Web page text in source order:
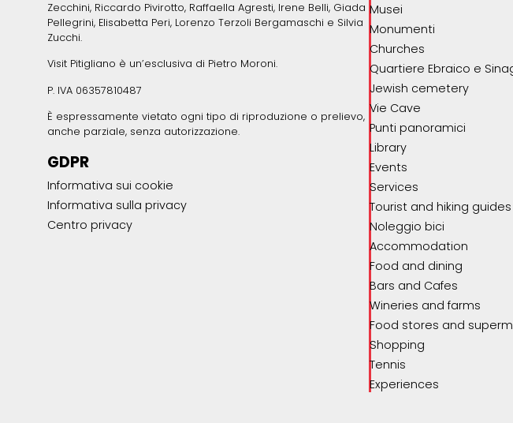
Zecchini, Riccardo Pivirotto, Raffaella Agresti, Irene Belli, Giada
Pellegrini, Elisabetta Peri, Lorenzo Terzoli Bergamaschi e Silvia
Zucchi.
Visit Pitigliano è un’esclusiva di Pietro Moroni.
P. IVA 06357810487
È espressamente vietato ogni tipo di riproduzione o prelievo,
anche parziale, senza autorizzazione.
GDPR
Informativa sui cookie
Informativa sulla privacy
Centro privacy
Musei
Monumenti
Churches
Quartiere Ebraico e
Jewish cemetery
Vie Cave
Punti panoramici
Library
Events
Services
Tourist and hiking guides
Noleggio bici
Accommodation
Food and dining
Bars and Cafes
Wineries and farms
Food stores and
Shopping
Tennis
Experiences